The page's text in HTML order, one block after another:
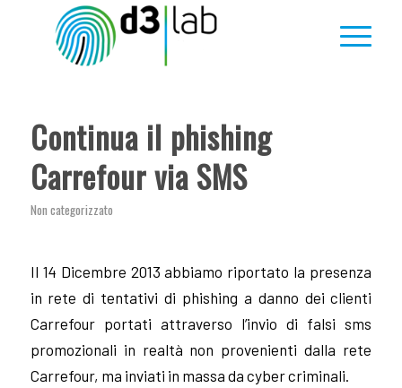
Continua il phishing
Carrefour via SMS
Non categorizzato
Il 14 Dicembre 2013 abbiamo riportato la presenza
in rete di tentativi di phishing a danno dei clienti
Carrefour portati attraverso l’invio di falsi sms
promozionali in realtà non provenienti dalla rete
Carrefour, ma inviati in massa da cyber criminali.